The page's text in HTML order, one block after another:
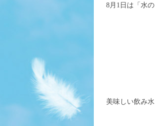
8月1日は「水の
美味しい飲み水